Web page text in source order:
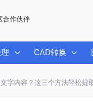
合作伙伴
CAD转换
字内容？这三个方法轻松提